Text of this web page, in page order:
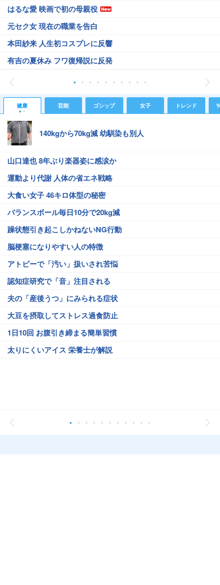
はるな愛 映画で初の母親役
元セク女 現在の職業を告白
本田紗来 人生初コスプレに反響
有吉の夏休み フワ復帰説に反発
健康 芸能 ゴシップ 女子 トレンド
140kgから70kg減 幼馴染も別人
山口達也 8年ぶり楽器姿に感涙か
運動より代謝 人体の省エネ戦略
大食い女子 46キロ体型の秘密
バランスボール毎日10分で20kg減
躁状態引き起こしかねないNG行動
脳梗塞になりやすい人の特徴
アトピーで「汚い」扱いされ苦悩
認知症研究で「音」注目される
夫の「産後うつ」にみられる症状
大豆を摂取してストレス過食防止
1日10回 お腹引き締まる簡単習慣
太りにくいアイス 栄養士が解説